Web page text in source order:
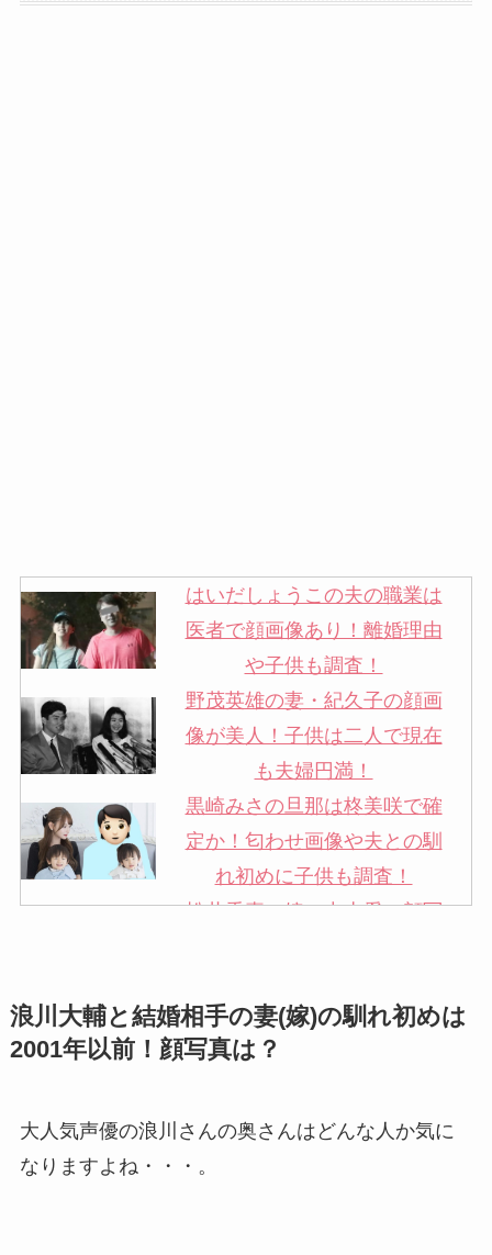
はいだしょうこの夫の職業は
医者で顔画像あり！離婚理由
や子供も調査！
野茂英雄の妻・紀久子の顔画
像が美人！子供は二人で現在
も夫婦円満！
黒崎みさの旦那は柊美咲で確
定か！匂わせ画像や夫との馴
れ初めに子供も調査！
松井秀喜の嫁・中山愛の顔写
申真衣の旦那・工藤けんの現
在の会社はどこ？馴れ初めや
竹田恒泰の奥さんの顔写真が
浪川大輔と結婚相手の妻(嫁)の馴れ初めは
2001年以前！顔写真は？
大人気声優の浪川さんの奥さんはどんな人か気に
なりますよね・・・。